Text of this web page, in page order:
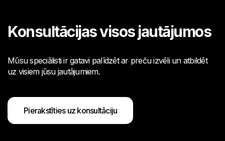
Konsultācijas visos jautājumos
Mūsu speciālisti ir gatavi palīdzēt ar preču izvēli un atbildēt
uz visiem jūsu jautājumiem.
Pierakstīties uz konsultāciju